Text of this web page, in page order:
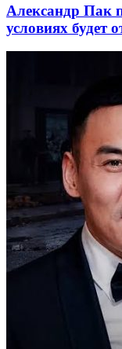
Александр Пак
условиях будет